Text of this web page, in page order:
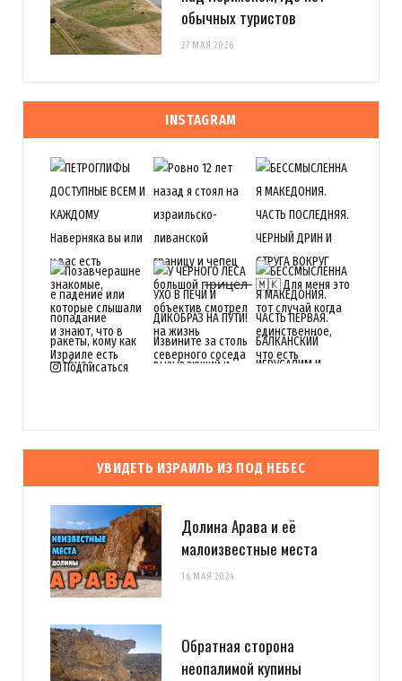
обычных туристов
27 МАЯ 2026
INSTAGRAM
Подписаться
УВИДЕТЬ ИЗРАИЛЬ ИЗ ПОД НЕБЕС
Долина Арава и её
малоизвестные места
16 МАЯ 2024
Обратная сторона
неопалимой купины